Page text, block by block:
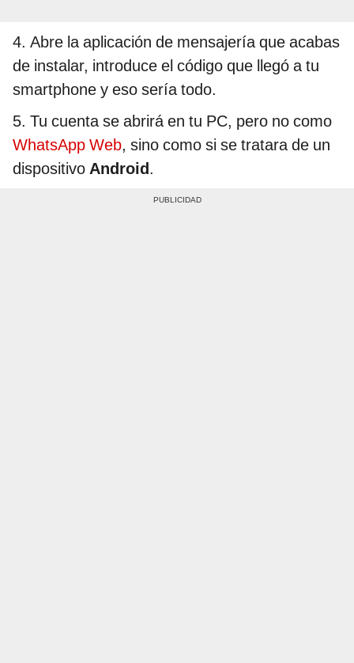
4. Abre la aplicación de mensajería que acabas
de instalar, introduce el código que llegó a tu
smartphone y eso sería todo.
5. Tu cuenta se abrirá en tu PC, pero no como
WhatsApp Web, sino como si se tratara de un
dispositivo Android.